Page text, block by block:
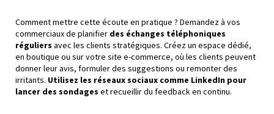
Comment mettre cette écoute en pratique ? Demandez à vos
commerciaux de planifier des échanges téléphoniques
réguliers avec les clients stratégiques. Créez un espace dédié,
en boutique ou sur votre site e-commerce, où les clients peuvent
donner leur avis, formuler des suggestions ou remonter des
irritants. Utilisez les réseaux sociaux comme LinkedIn pour
lancer des sondages et recueillir du feedback en continu.